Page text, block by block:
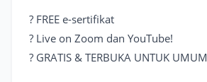
? FREE e-sertifikat
? Live on Zoom dan YouTube!
? GRATIS & TERBUKA UNTUK UMUM